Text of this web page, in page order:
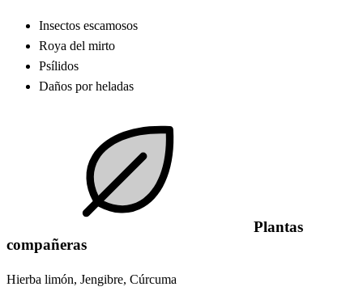
Insectos escamosos
Roya del mirto
Psílidos
Daños por heladas
Plantas
compañeras
Hierba limón, Jengibre, Cúrcuma